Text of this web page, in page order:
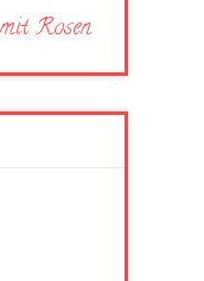
Rosen